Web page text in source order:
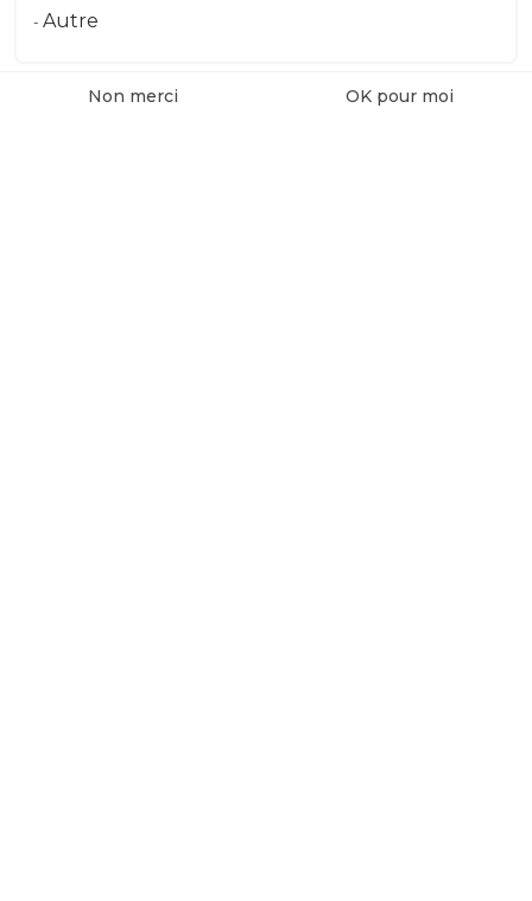
Autre
Non merci OK pour moi